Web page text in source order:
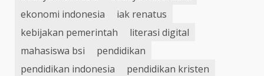
ekonomi indonesia
iak renatus
kebijakan pemerintah
literasi digital
mahasiswa bsi
pendidikan
pendidikan indonesia
pendidikan kristen